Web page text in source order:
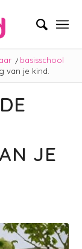
/ basisschool
van je kind.
JE